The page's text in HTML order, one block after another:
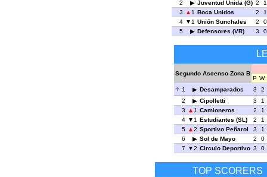
2
Juventud Unida (G) 2
1
3
1 Boca Unidos 2
1
4
1 Unión Sunchales 2
0
5
Defensores (VR) 3 0
Segundo Ascenso Zona B
P W
1
Desamparados 3
2
2
Cipolletti 3
1
3
1 Camioneros 2
1
4
1 Estudiantes (SL) 2
1
5
2 Sportivo Peñarol 3
1
6
Sol de Mayo 2
0
7
2 Circulo Deportivo 3 0
TOP SCORERS